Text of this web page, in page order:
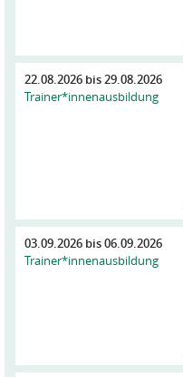
22.08.2026 bis29.08.2026
Trainer*innenausbildung
03.09.2026 bis06.09.2026
Trainer*innenausbildung